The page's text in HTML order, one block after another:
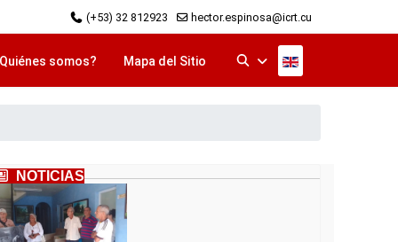
(+53) 32 812923 hector.espinosa@icrt.cu
somos? Mapa del Sitio Seleccione su
NOTICIAS